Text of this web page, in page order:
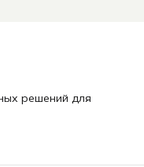
решений для